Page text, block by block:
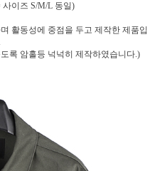
사이즈 S/M/L 동일)
활동성에 중점을 두고 제작한 제품입
록 암홀등 넉넉히 제작하였습니다.)